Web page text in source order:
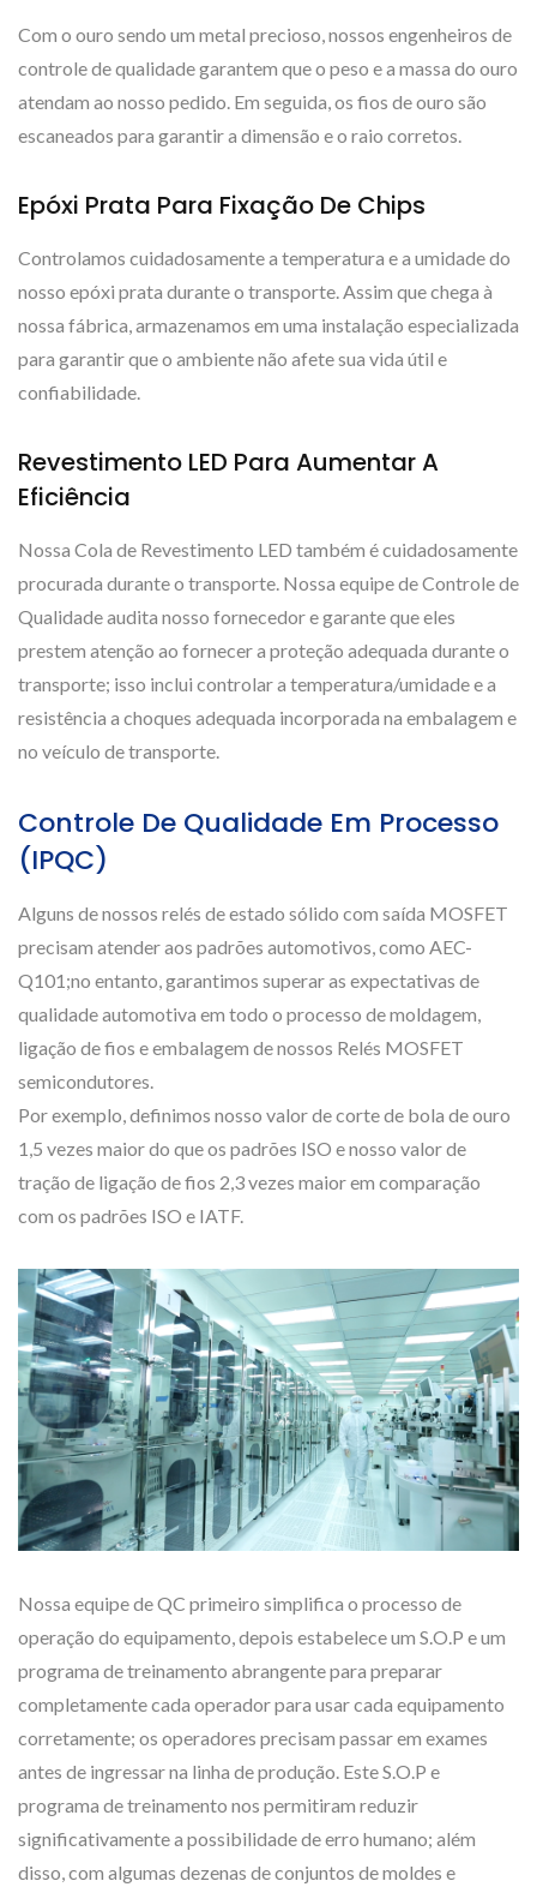
Com o ouro sendo um metal precioso, nossos engenheiros de
controle de qualidade garantem que o peso e a massa do ouro
atendam ao nosso pedido. Em seguida, os fios de ouro são
escaneados para garantir a dimensão e o raio corretos.
Epóxi Prata Para Fixação De Chips
Controlamos cuidadosamente a temperatura e a umidade do
nosso epóxi prata durante o transporte. Assim que chega à
nossa fábrica, armazenamos em uma instalação especializada
para garantir que o ambiente não afete sua vida útil e
confiabilidade.
Revestimento LED Para Aumentar A
Eficiência
Nossa Cola de Revestimento LED também é cuidadosamente
procurada durante o transporte. Nossa equipe de Controle de
Qualidade audita nosso fornecedor e garante que eles
prestem atenção ao fornecer a proteção adequada durante o
transporte; isso inclui controlar a temperatura/umidade e a
resistência a choques adequada incorporada na embalagem e
no veículo de transporte.
Controle De Qualidade Em Processo
(IPQC)
Alguns de nossos relés de estado sólido com saída MOSFET
precisam atender aos padrões automotivos, como AEC-
Q101;no entanto, garantimos superar as expectativas de
qualidade automotiva em todo o processo de moldagem,
ligação de fios e embalagem de nossos Relés MOSFET
semicondutores.
Por exemplo, definimos nosso valor de corte de bola de ouro
1,5 vezes maior do que os padrões ISO e nosso valor de
tração de ligação de fios 2,3 vezes maior em comparação
com os padrões ISO e IATF.
Nossa equipe de QC primeiro simplifica o processo de
operação do equipamento, depois estabelece um S.O.P e um
programa de treinamento abrangente para preparar
completamente cada operador para usar cada equipamento
corretamente; os operadores precisam passar em exames
antes de ingressar na linha de produção. Este S.O.P e
programa de treinamento nos permitiram reduzir
significativamente a possibilidade de erro humano; além
disso, com algumas dezenas de conjuntos de moldes e